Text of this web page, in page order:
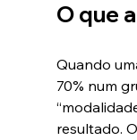
O que
Quando
70% num
resultado.